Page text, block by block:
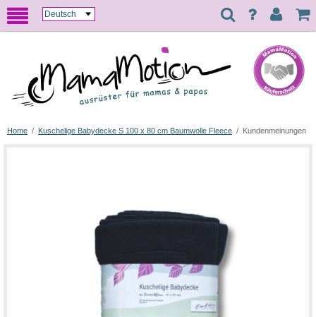
Home / Kuschelige Babydecke S 100 x 80 cm Baumwolle Fleece / Kundenmeinungen